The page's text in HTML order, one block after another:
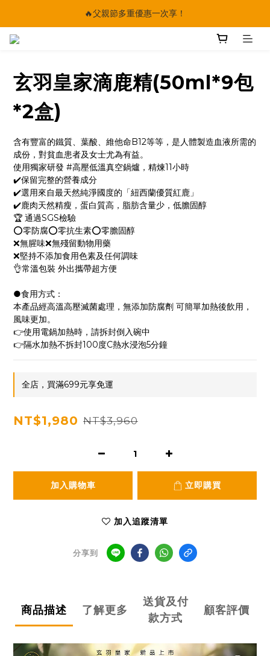
🔥父親節多重優惠一次享！
🔥父親節多重優惠一次享！
🔥父親節多重優惠一次享！
玄羽皇家滴鹿精(50ml*9包
*2盒)
含有豐富的鐵質、葉酸、維他命B12等等，是人體製造血液所需的
成份，對貧血患者及女士尤為有益。
使用獨家研發 #高壓低溫真空鍋爐，精煉11小時
✔️保留完整的營養成分
✔️選用來自最天然純淨國度的「紐西蘭優質紅鹿」
✔️鹿肉天然精瘦，蛋白質高，脂肪含量少，低膽固醇
🏆 通過SGS檢驗
⭕️零防腐⭕️零抗生素⭕️零膽固醇
❌無腥味❌無殘留動物用藥
❌堅持不添加食用色素及任何調味
👌常溫包裝 外出攜帶超方便
●食用方式：
本產品經高溫高壓滅菌處理，無添加防腐劑 可簡單加熱後飲用，
風味更加。
👉使用電鍋加熱時，請拆封倒入碗中
👉隔水加熱不拆封100度C熱水浸泡5分鐘
全店，買滿699元享免運
NT$1,980 NT$3,960
加入購物車 立即購買
加入追蹤清單
分享到
商品描述 了解更多
送貨及付
款方式
顧客評價